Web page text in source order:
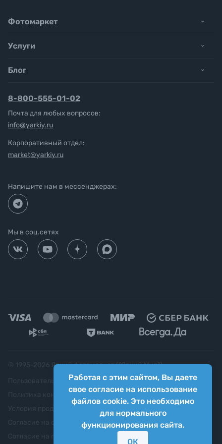
Работая с этим сайтом, Вы даете
свое согласие на использование
файлов cookie. Это необходимо
для нормального
функционирования сайта.
ОК
Фотомаркет
Услуги
Блог
8-800-555-01-02
Почта для любых вопросов:
info@yarkiy.ru
Корпоративный отдел:
market@yarkiy.ru
Напишите нам в мессенджерах:
Мы в соц.сетях
Яркий фотомаркет ("Яркий Мир")
Пользовательское соглашение
Политика конфиденциальности
Согласие на обработку персональных данных